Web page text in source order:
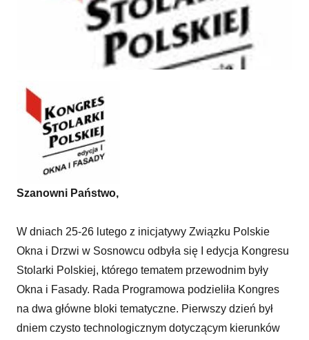
Po Kongresie - komunikat i rezolucja
Szanowni Państwo,
W dniach 25-26 lutego z inicjatywy Związku Polskie
Okna i Drzwi w Sosnowcu odbyła się I edycja Kongresu
Stolarki Polskiej, którego tematem przewodnim były
Okna i Fasady. Rada Programowa podzieliła Kongres
na dwa główne bloki tematyczne. Pierwszy dzień był
dniem czysto technologicznym dotyczącym kierunków